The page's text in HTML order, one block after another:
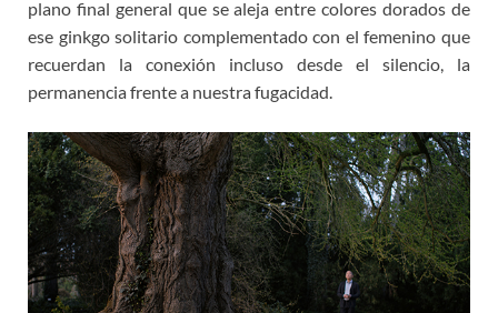
plano final general que se aleja entre colores dorados de
ese ginkgo solitario complementado con el femenino que
recuerdan la conexión incluso desde el silencio, la
permanencia frente a nuestra fugacidad.